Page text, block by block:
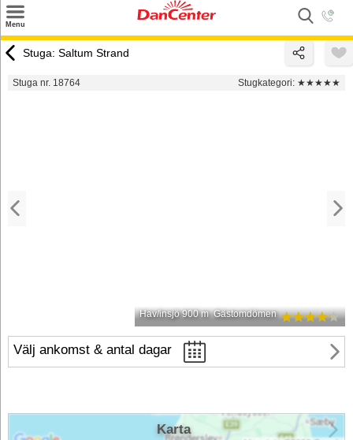
Menu
Tilbud
Stuga: Saltum Strand
Stuga nr. 18764 Stugkategori: ★★★★★
Hav/insjö 900 m Gästomdömen
Välj ankomst & antal dagar
Karta